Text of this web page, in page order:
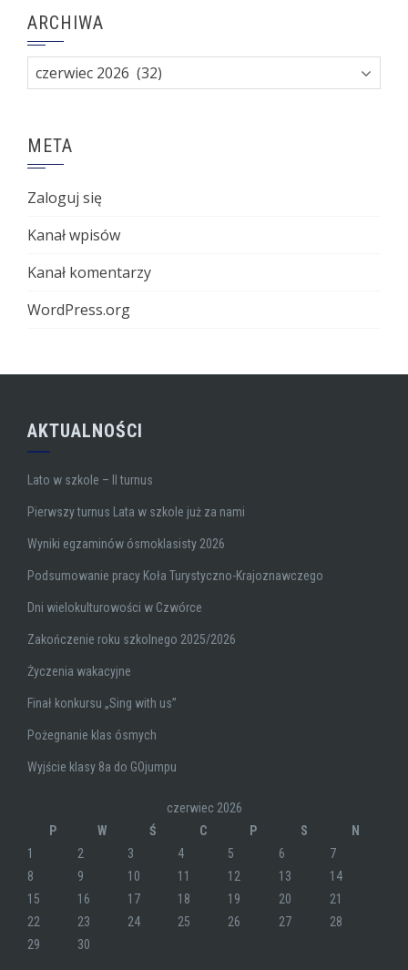
ARCHIWA
Archiwa
META
Zaloguj się
Kanał wpisów
Kanał komentarzy
WordPress.org
AKTUALNOŚCI
Lato w szkole – II turnus
Pierwszy turnus Lata w szkole już za nami
Wyniki egzaminów ósmoklasisty 2026
Podsumowanie pracy Koła Turystyczno-Krajoznawczego
Dni wielokulturowości w Czwórce
Zakończenie roku szkolnego 2025/2026
Życzenia wakacyjne
Finał konkursu „Sing with us”
Pożegnanie klas ósmych
Wyjście klasy 8a do GOjumpu
czerwiec 2026
P
W Ś C P S
N
1
2 3 4 5 6
7
8
9 10 11 12 13
14
15
16 17 18 19 20
21
22
23 24 25 26 27
28
29
30